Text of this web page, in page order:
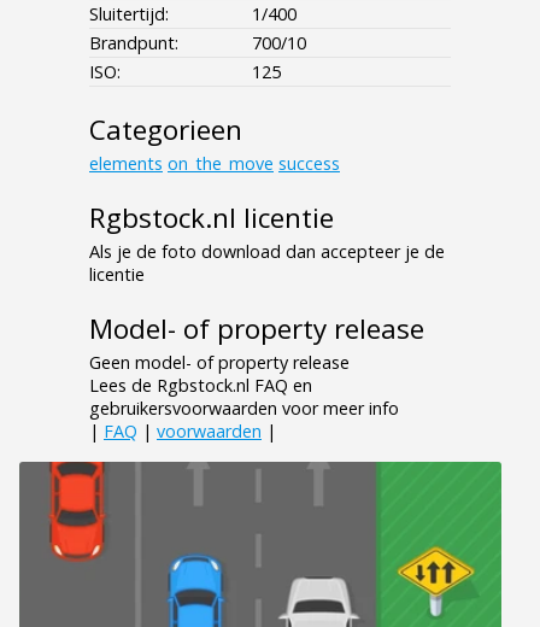
Sluitertijd:
1/400
Brandpunt:
700/10
ISO:
125
Categorieen
elements on_the_move success
Rgbstock.nl licentie
Als je de foto download dan accepteer je de
licentie
Model- of property release
Geen model- of property release
Lees de Rgbstock.nl FAQ en
gebruikersvoorwaarden voor meer info
| FAQ | voorwaarden |